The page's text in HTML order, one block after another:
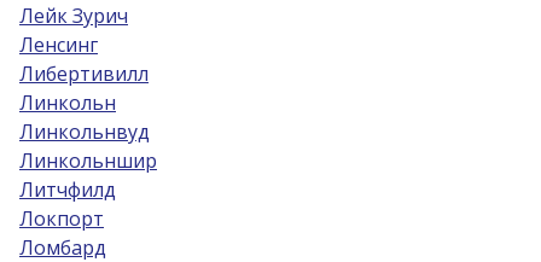
Лейк Зурич
Ленсинг
Либертивилл
Линкольн
Линкольнвуд
Линкольншир
Литчфилд
Локпорт
Ломбард